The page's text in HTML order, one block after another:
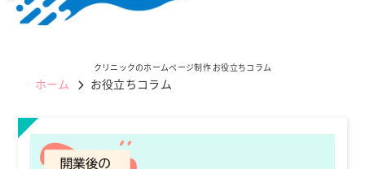
クリニックのホームページ制作 お役立ちコラム
ホーム お役立ちコラム